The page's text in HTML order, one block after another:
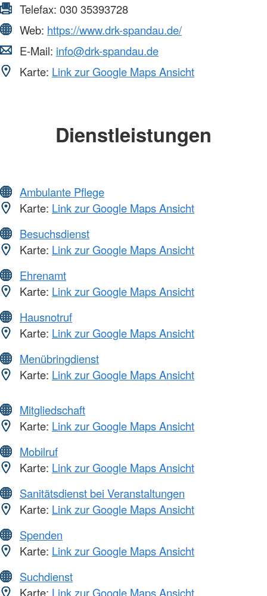
Telefax: 030 35393728
Web: https://www.drk-spandau.de/
E-Mail: info@drk-spandau.de
Karte: Link zur Google Maps Ansicht
Dienstleistungen
Ambulante Pflege
Karte: Link zur Google Maps Ansicht
Besuchsdienst
Karte: Link zur Google Maps Ansicht
Ehrenamt
Karte: Link zur Google Maps Ansicht
Hausnotruf
Karte: Link zur Google Maps Ansicht
Menübringdienst
Karte: Link zur Google Maps Ansicht
Mitgliedschaft
Karte: Link zur Google Maps Ansicht
Mobilruf
Karte: Link zur Google Maps Ansicht
Sanitätsdienst bei Veranstaltungen
Karte: Link zur Google Maps Ansicht
Spenden
Karte: Link zur Google Maps Ansicht
Suchdienst
Karte: Link zur Google Maps Ansicht